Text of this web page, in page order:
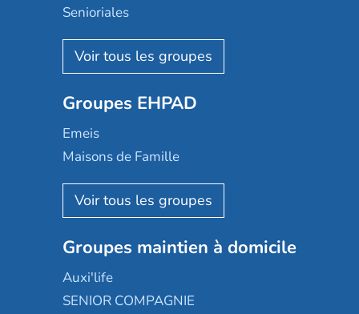
Senioriales
Nohée
Les Résidentiels
Mobicap
Domusvi
Happy Senior
Aquarelia
Nexity edenea
Les jardins d'Arcadie
Occitalia
Appartseniors
Groupes EHPAD
Emeis
Maisons de Famille
Korian
Emera
Groupe SOS
Le Noble Âge
Almage
Groupes maintien à domicile
Auxi'life
SENIOR COMPAGNIE